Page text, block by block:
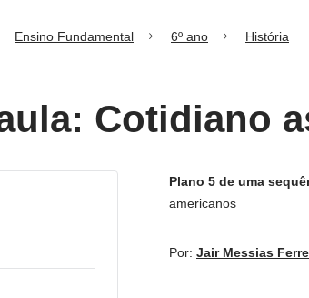
Ensino Fundamental 6º ano História
Cotidiano
Plano 5 de uma
americanos
Por: Jair Messias